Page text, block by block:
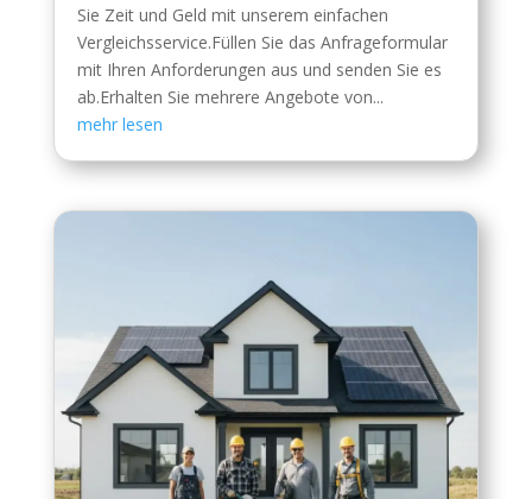
Sie Zeit und Geld mit unserem einfachen
Vergleichsservice.Füllen Sie das Anfrageformular
mit Ihren Anforderungen aus und senden Sie es
ab.Erhalten Sie mehrere Angebote von...
mehr lesen